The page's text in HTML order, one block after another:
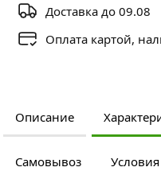
Доставка до 09.08
Оплата картой,
Описание
Самовывоз